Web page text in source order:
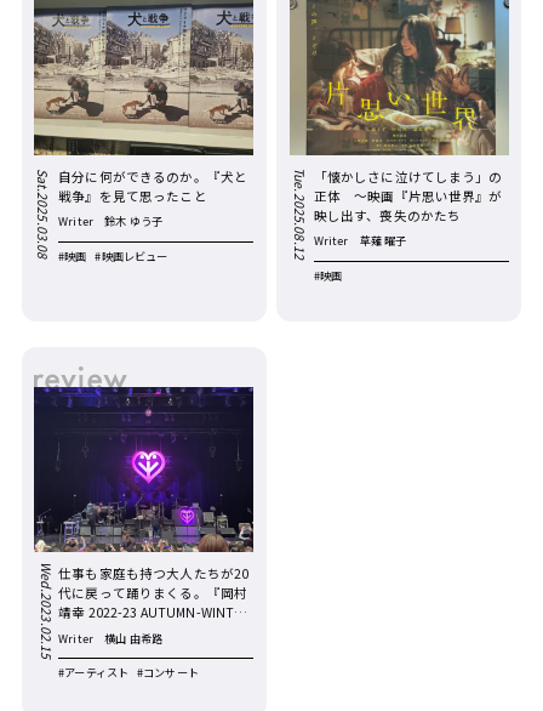
Sat.2025.03.08
自分に何ができるのか。『犬と
戦争』を見て思ったこと
Writer鈴木 ゆう子
#映画 #映画レビュー Tue.2025.08.12
「懐かしさに泣けてしまう」の
正体 ～映画『片思い世界』が
映し出す、喪失のかたち
Writer 草薙 曜子
#映画
Wed.2023.02.15 仕事も家庭も持つ大人たちが20
代に戻って踊りまくる。『岡村
靖幸 2022-23 AUTUMN-WINTER
ツアー「アパシー」』千秋楽を
Writer横山 由希路
#アーティスト #コンサート